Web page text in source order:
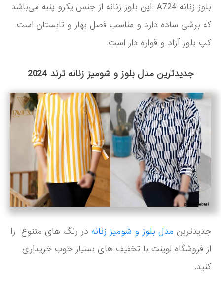
بلوز زنانه A724 :این بلوز زنانه از جنس یکرو پنبه می‌باشد
که برشی ساده دارد و مناسب فصل بهار و تابستان است.
کپ بلوز آزاد و قواره دار است.
جدیدترین مدل بلوز و شومیز زنانه ترند 2024
جدیدترین مدل بلوز و شومیز زنانه در رنگ های متنوع را
از فروشگاه لوینت با تخفیف های بسیار خوب خریداری
کنید.